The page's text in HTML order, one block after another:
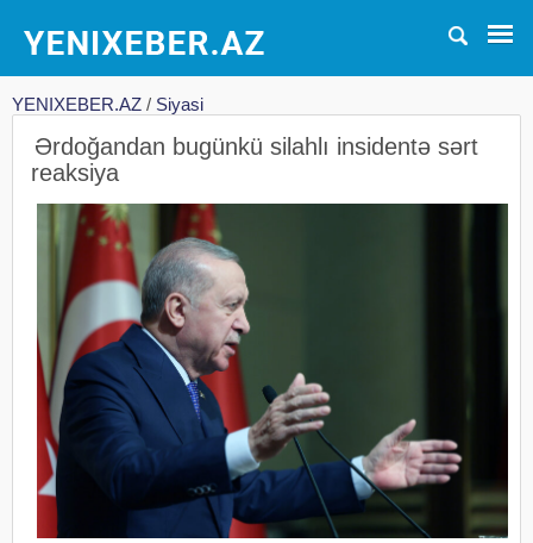
YENIXEBER.AZ / Siyasi
Ərdoğandan bugünkü silahlı insidentə sərt
reaksiya